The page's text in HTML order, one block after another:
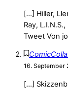
[…] Hiller,
Ray,
Tweet Von
16. September
[…]